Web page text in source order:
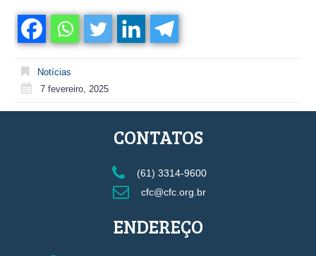
Notícias
7 fevereiro, 2025
CONTATOS
(61) 3314-9600
cfc@cfc.org.br
ENDEREÇO